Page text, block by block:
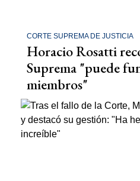
CORTE SUPREMA DE JUSTICIA
Horacio Rosatti
Suprema "puede
miembros"